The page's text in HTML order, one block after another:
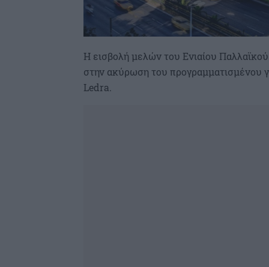
Η εισβολή μελών του Ενιαίου
στην ακύρωση του προγραμματισμένου
Ledra.